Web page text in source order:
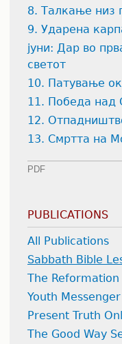
8. Талкање низ
9. Ударена
јуни: Дар во
светот
10. Патување
11. Победа над
12.
13. Смртта на
PDF
PUBLICATIONS
All Publications
Sabbath Bible
The Reformation
Youth Messenger
Present Truth
The Good Way